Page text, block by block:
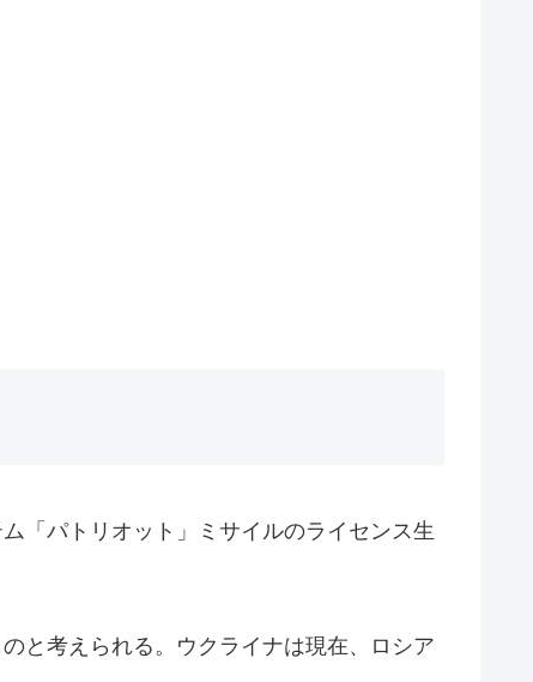
「パトリオット」ミサイルのライセンス生
と考えられる。ウクライナは現在、ロシア